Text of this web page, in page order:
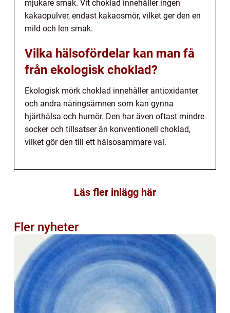
mjukare smak. Vit choklad innehåller ingen
kakaopulver, endast kakaosmör, vilket ger den en
mild och len smak.
Vilka hälsofördelar kan man få
från ekologisk choklad?
Ekologisk mörk choklad innehåller antioxidanter
och andra näringsämnen som kan gynna
hjärthälsa och humör. Den har även oftast mindre
socker och tillsatser än konventionell choklad,
vilket gör den till ett hälsosammare val.
Läs fler inlägg här
Fler nyheter